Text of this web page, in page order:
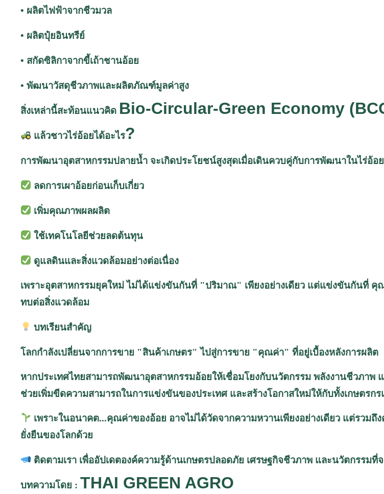
• ผลิตไฟฟ้าจากชีวมวล
• ผลิตปุ๋ยอินทรีย์
• สกัดซิลิกาจากขี้เถ้าชานอ้อย
• พัฒนาวัสดุชีวภาพและผลิตภัณฑ์มูลค่าสูง
สิ่งเหล่านี้สะท้อนแนวคิด Bio-Circular-Green Economy
แล้วชาวไร่อ้อยได้อะไร?
การพัฒนาอุตสาหกรรมปลายน้ำ จะเกิดประโยชน์สูงสุดเมื่อเดินควบคู่กับการพัฒนาในไร่อ้อ
ลดการเผาอ้อยก่อนเก็บเกี่ยว
เพิ่มคุณภาพผลผลิต
ใช้เทคโนโลยีช่วยลดต้นทุน
ดูแลดินและสิ่งแวดล้อมอย่างต่อเนื่อง
เพราะอุตสาหกรรมยุคใหม่ ไม่ได้แข่งขันกันที่ "ปริมาณ" เพียงอย่างเดียว แต่แข่งขันกันที่ คุ
ทบต่อสิ่งแวดล้อม
บทเรียนสำคัญ
โลกกำลังเปลี่ยนจากการขาย "สินค้าเกษตร" ไปสู่การขาย "คุณค่า" ที่อยู่เบื้องหลังการผลิต
หากประเทศไทยสามารถพัฒนาอุตสาหกรรมอ้อยให้เชื่อมโยงกับนวัตกรรม พลังงานชีวภาพ
ช่วยเพิ่มขีดความสามารถในการแข่งขันของประเทศ และสร้างโอกาสใหม่ให้กับทั้งเกษตรก
เพราะในอนาคต...คุณค่าของอ้อย อาจไม่ได้วัดจากความหวานเพียงอย่างเดียว แต่รวมถึ
ยั่งยืนของโลกด้วย
ติดตามเรา เพื่ออัปเดตองค์ความรู้ด้านเกษตรปลอดภัย เศรษฐกิจชีวภาพ และนวัตกรรมที่
บทความโดย : THAI GREEN AGRO